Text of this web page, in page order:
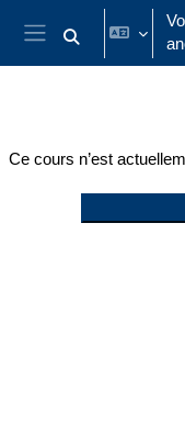
Passer au contenu
Panneau latéral
Activer/
Ce cours n’est